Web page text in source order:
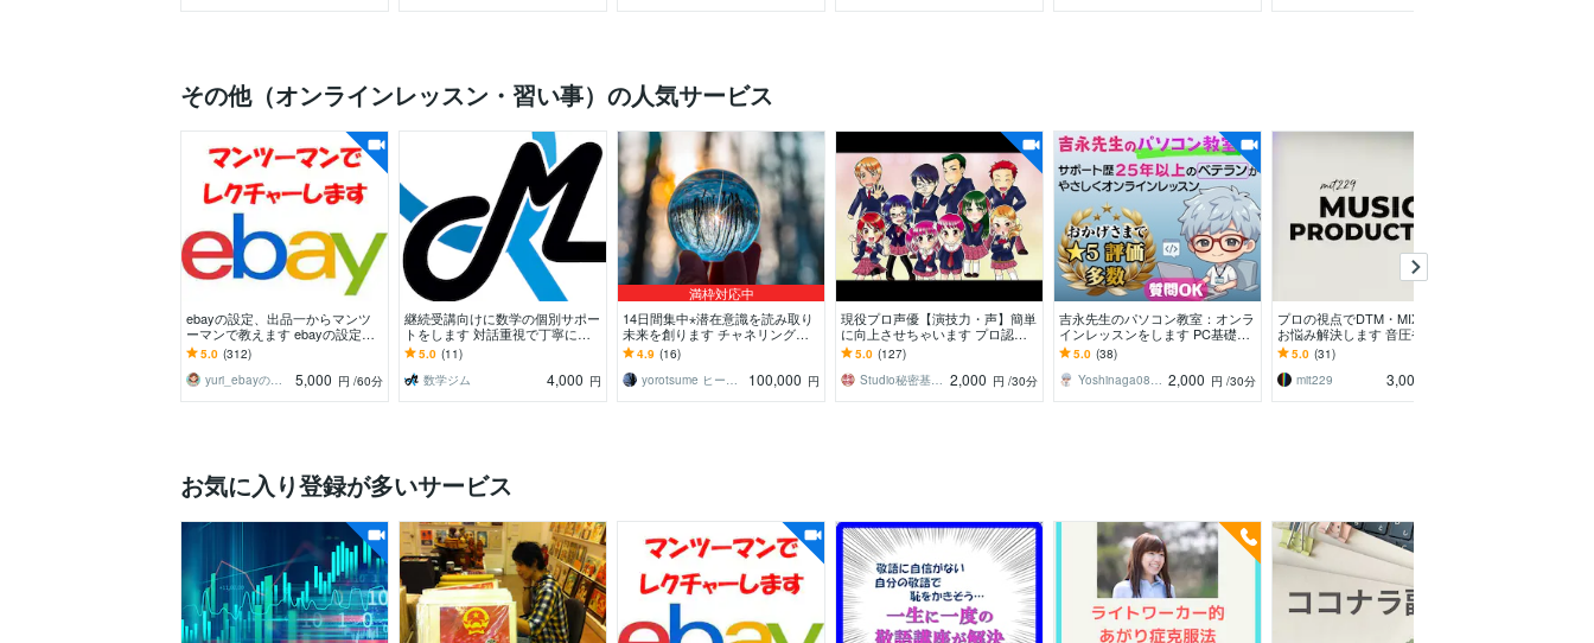
その他（オンラインレッスン・習い事）の人気サービス
ebayの設定、出品一からマンツ
ーマンで教えます ebayの設定か
ら初出品まで責任をもってお手伝
いいたします
5.0 (312)
yuri_ebayの家庭教師
5,000 円 /60分
継続受講向けに数学の個別サポー
トをします 対話重視で丁寧に理
解を深める継続指導
5.0 (11)
数学ジム
4,000 円
満枠対応中
14日間集中⋆潜在意識を読み取り
未来を創ります チャネリング＋
ヒーリング完全伴走プレミアム
4.9 (16)
yorotsume ヒーリングセラピスト
100,000 円
現役プロ声優【演技力・声】簡単
に向上させちゃいます プロ認定■
初心者も勉強中もウェルカム！趣
味や興味も大歓迎！
5.0 (127)
Studio秘密基地★プロ声優＆プロ集団 2,000 円 /30分
吉永先生のパソコン教室：オンラ
インレッスンをします PC基礎か
らAI・IT資格まで！ ベテランがや
さしく教えます
5.0 (38)
Yoshinaga0816 2,000 円 /30分
プロの視点でDTM・MIX・機材の
お悩み解決します 音圧や抜けの
悪さ、機材選びなど。プロの論理
で解決に導きます。
5.0 (31)
mit229
3,000
お気に入り登録が多いサービス